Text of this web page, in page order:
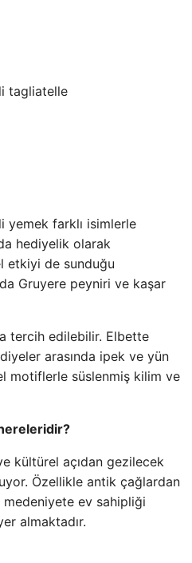
tagliatelle
yemek farklı isimlerle
hediyelik olarak
etkiyi de sunduğu
Gruyere peyniri ve kaşar
tercih edilebilir. Elbette
arasında ipek ve yün
motiflerle süslenmiş kilim ve
kültürel açıdan gezilecek
Özellikle antik çağlardan
ev sahipliği
almaktadır.